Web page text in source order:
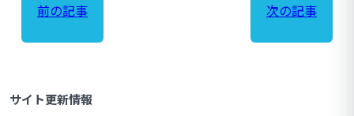
前の記事 次の記事
サイト更新情報